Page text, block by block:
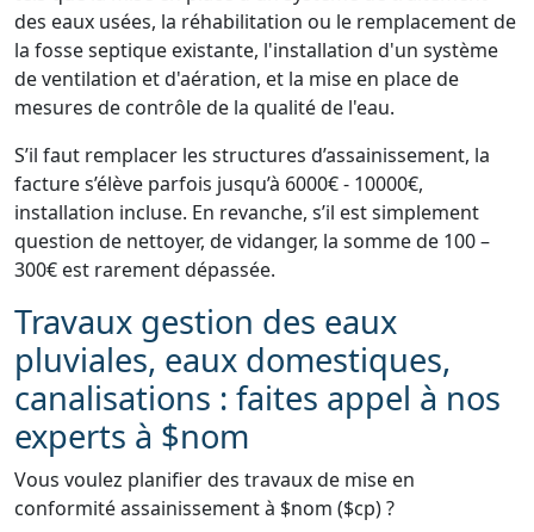
des eaux usées, la réhabilitation ou le remplacement de
la fosse septique existante, l'installation d'un système
de ventilation et d'aération, et la mise en place de
mesures de contrôle de la qualité de l'eau.
S’il faut remplacer les structures d’assainissement, la
facture s’élève parfois jusqu’à 6000€ - 10000€,
installation incluse. En revanche, s’il est simplement
question de nettoyer, de vidanger, la somme de 100 –
300€ est rarement dépassée.
Travaux gestion des eaux
pluviales, eaux domestiques,
canalisations : faites appel à nos
experts à $nom
Vous voulez planifier des travaux de mise en
conformité assainissement à $nom ($cp) ?